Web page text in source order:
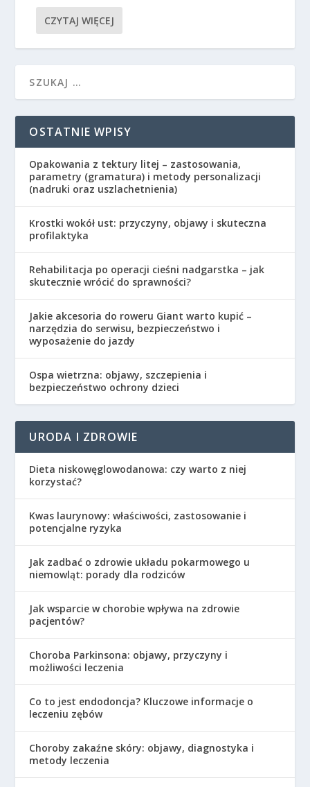
CZYTAJ WIĘCEJ
OSTATNIE WPISY
Opakowania z tektury litej – zastosowania,
parametry (gramatura) i metody personalizacji
(nadruki oraz uszlachetnienia)
Krostki wokół ust: przyczyny, objawy i skuteczna
profilaktyka
Rehabilitacja po operacji cieśni nadgarstka – jak
skutecznie wrócić do sprawności?
Jakie akcesoria do roweru Giant warto kupić –
narzędzia do serwisu, bezpieczeństwo i
wyposażenie do jazdy
Ospa wietrzna: objawy, szczepienia i
bezpieczeństwo ochrony dzieci
URODA I ZDROWIE
Dieta niskowęglowodanowa: czy warto z niej
korzystać?
Kwas laurynowy: właściwości, zastosowanie i
potencjalne ryzyka
Jak zadbać o zdrowie układu pokarmowego u
niemowląt: porady dla rodziców
Jak wsparcie w chorobie wpływa na zdrowie
pacjentów?
Choroba Parkinsona: objawy, przyczyny i
możliwości leczenia
Co to jest endodoncja? Kluczowe informacje o
leczeniu zębów
Choroby zakaźne skóry: objawy, diagnostyka i
metody leczenia